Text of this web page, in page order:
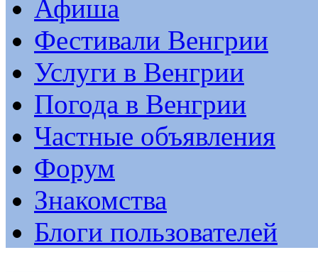
Афиша
Фестивали Венгрии
Услуги в Венгрии
Погода в Венгрии
Частные объявления
Форум
Знакомства
Блоги пользователей